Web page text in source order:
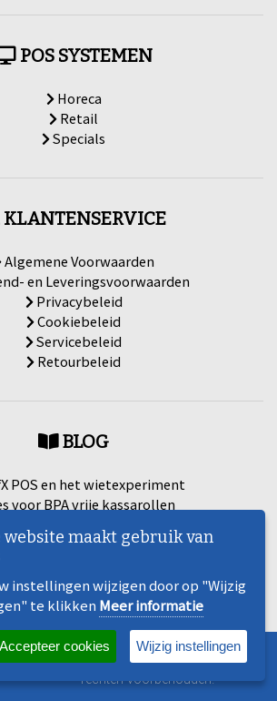
POS SYSTEMEN
Horeca
Retail
Specials
KLANTENSERVICE
Algemene Voorwaarden
en Leveringsvoorwaarden
Privacybeleid
Cookiebeleid
Servicebeleid
Retourbeleid
BLOG
POS en het wietexperiment
voor BPA vrije kassarollen
POS en de Museumjaarkaart
ProfX POS de zomer door
Google en de winkelier
© 2020 Copyright Kassacentrum.nl. Alle
rechten voorbehouden.
website maakt gebruik van
instellingen wijzigen door op "Wijzig
te klikken Meer informatie
Accepteer cookies Wijzig instellingen